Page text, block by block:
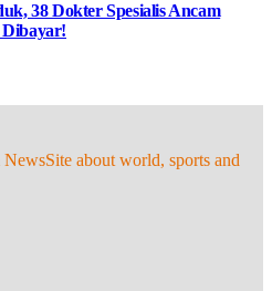
38 Dokter Spesialis Ancam
about world, sports and